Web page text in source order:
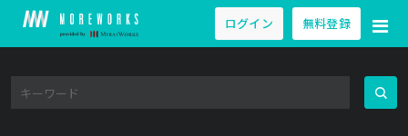
ログイン 無料登録